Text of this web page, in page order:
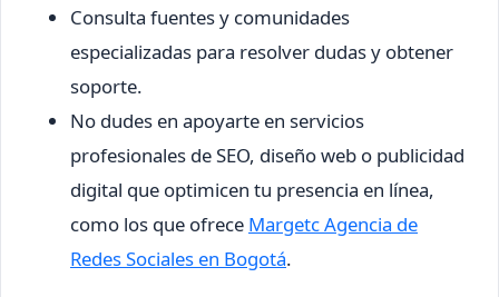
Consulta fuentes y comunidades
especializadas para resolver dudas y obtener
soporte.
No dudes en apoyarte en servicios
profesionales de SEO, diseño web o publicidad
digital que optimicen tu presencia en línea,
como los que ofrece Margetc Agencia de
Redes Sociales en Bogotá.